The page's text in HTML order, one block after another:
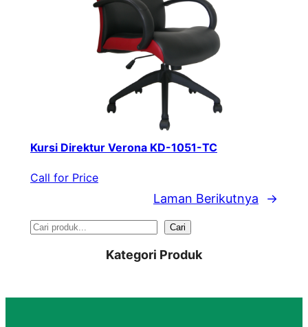
Kursi Direktur Verona KD-1051-TC
Call for Price
Laman Berikutnya →
S
r
Cari
Kategori Produk